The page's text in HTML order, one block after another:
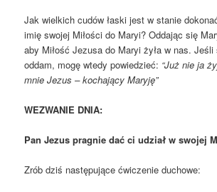
Jak wielkich cudów łaski jest w stanie
imię swojej Miłości do Maryi? Oddając się
aby Miłość Jezusa do Maryi żyła w nas.
oddam, mogę wtedy powiedzieć: “Już nie ja
mnie Jezus – kochający Maryję”
WEZWANIE DNIA:
Pan Jezus pragnie dać ci udział w swojej
Zrób dziś następujące ćwiczenie duchowe: